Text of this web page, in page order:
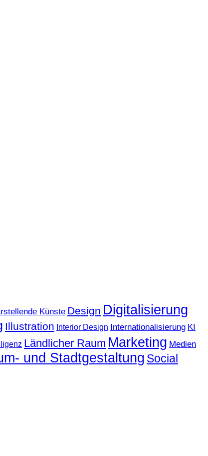
Künste Design Digitalisierung
Illustration Interior Design Internationalisierung KI
Ländlicher Raum Marketing Medien
und Stadtgestaltung Social